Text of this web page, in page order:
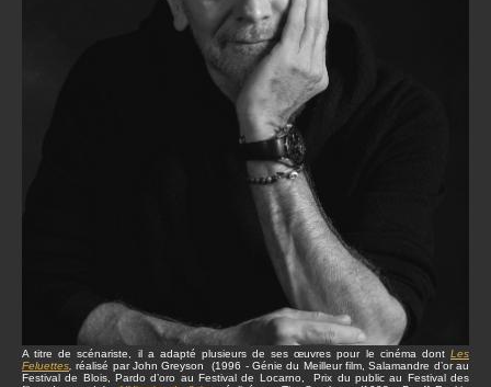
A titre de scénariste, il a adapté plusieurs de ses œuvres pour le cinéma dont Les
Feluettes réalisé par John Greyson (1996 - Génie du Meilleur film, Salamandre d’or au
Festival de Blois, Pardo d’oro au Festival de Locarno, Prix du public au Festival des